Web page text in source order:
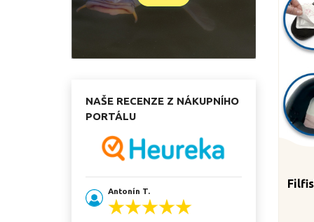
NAŠE RECENZE Z NÁKUPNÍHO
PORTÁLU
Antonín T.